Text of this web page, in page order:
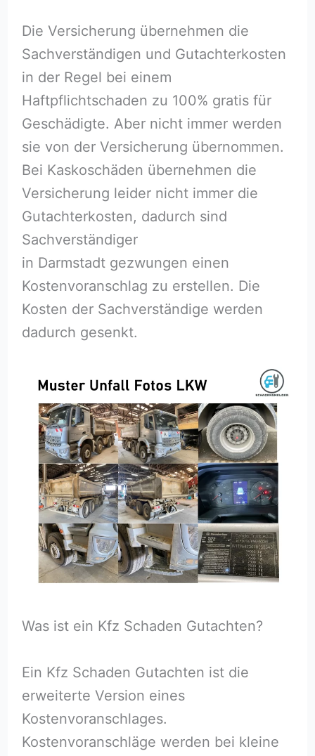
Die Versicherung übernehmen die
Sachverständigen und Gutachterkosten
in der Regel bei einem
Haftpflichtschaden zu 100% gratis für
Geschädigte. Aber nicht immer werden
sie von der Versicherung übernommen.
Bei Kaskoschäden übernehmen die
Versicherung leider nicht immer die
Gutachterkosten, dadurch sind
Sachverständiger
in Darmstadt gezwungen einen
Kostenvoranschlag zu erstellen. Die
Kosten der Sachverständige werden
dadurch gesenkt.
Was ist ein Kfz Schaden Gutachten?
Ein Kfz Schaden Gutachten ist die
erweiterte Version eines
Kostenvoranschlages.
Kostenvoranschläge werden bei kleine